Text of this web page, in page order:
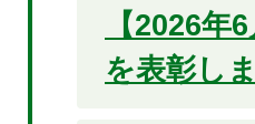
【2026
を表彰し